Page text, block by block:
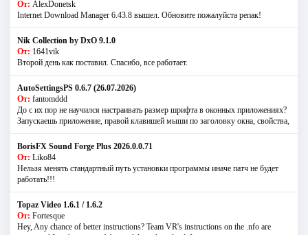
От: AlexDonetsk
Internet Download Manager 6.43.8 вышел. Обновите пожалуйста репак!
Nik Collection by DxO 9.1.0
От: 1641vik
Второй день как поставил. Спасибо, все работает.
AutoSettingsPS 0.6.7 (26.07.2026)
От: fantomddd
До с их пор не научился настраивать размер шрифта в оконных приложениях?
Запускаешь приложение, правой клавишей мыши по заголовку окна, свойства,
BorisFX Sound Forge Plus 2026.0.0.71
От: Liko84
Нельзя менять стандартный путь установки программы иначе патч не будет
работать!!!
Topaz Video 1.6.1 / 1.6.2
От: Fortesque
Hey, Any chance of better instructions? Team VR's instructions on the .nfo are